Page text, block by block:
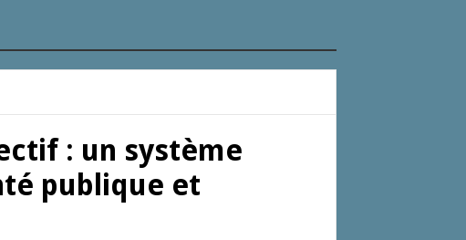
: un système
publique et